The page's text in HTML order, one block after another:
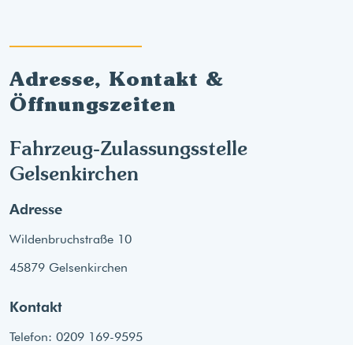
Adresse, Kontakt &
Öffnungszeiten
Fahrzeug-Zulassungsstelle
Gelsenkirchen
Adresse
Wildenbruchstraße 10
45879 Gelsenkirchen
Kontakt
Telefon: 0209 169-9595